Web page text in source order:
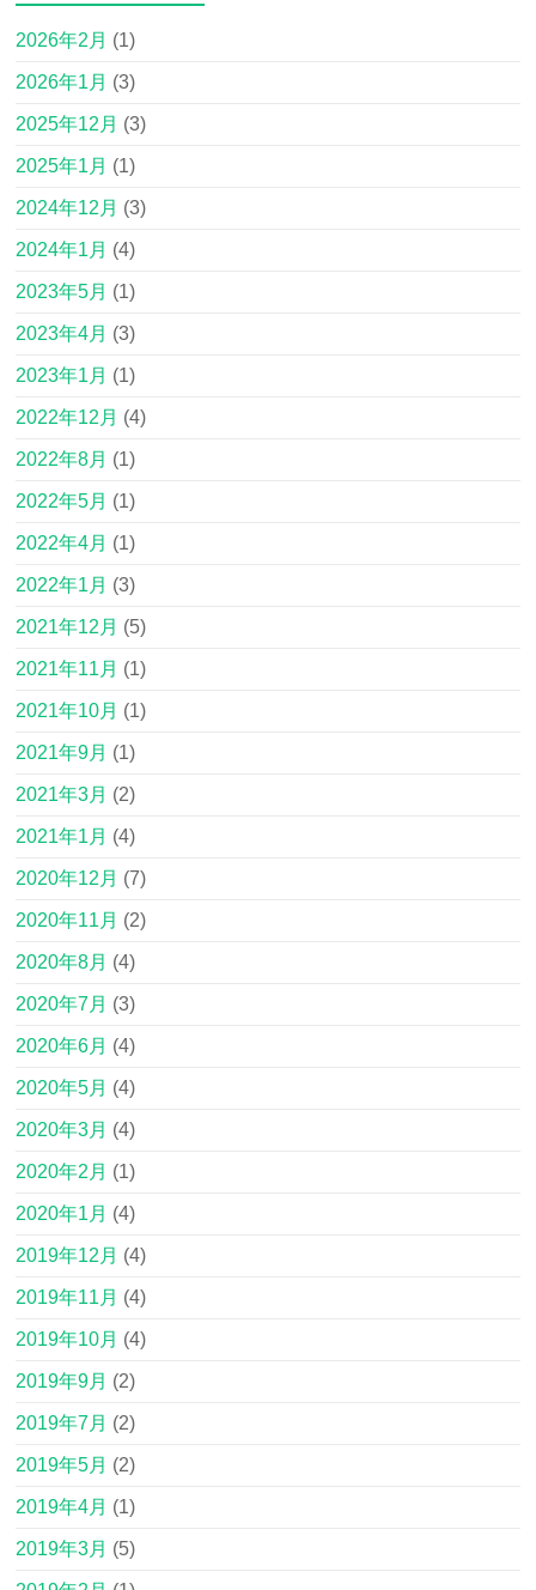
2026年2月 (1)
2026年1月 (3)
2025年12月 (3)
2025年1月 (1)
2024年12月 (3)
2024年1月 (4)
2023年5月 (1)
2023年4月 (3)
2023年1月 (1)
2022年12月 (4)
2022年8月 (1)
2022年5月 (1)
2022年4月 (1)
2022年1月 (3)
2021年12月 (5)
2021年11月 (1)
2021年10月 (1)
2021年9月 (1)
2021年3月 (2)
2021年1月 (4)
2020年12月 (7)
2020年11月 (2)
2020年8月 (4)
2020年7月 (3)
2020年6月 (4)
2020年5月 (4)
2020年3月 (4)
2020年2月 (1)
2020年1月 (4)
2019年12月 (4)
2019年11月 (4)
2019年10月 (4)
2019年9月 (2)
2019年7月 (2)
2019年5月 (2)
2019年4月 (1)
2019年3月 (5)